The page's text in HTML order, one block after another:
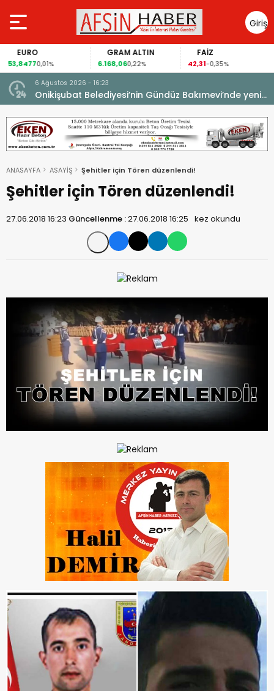
Giriş
Yap
EURO
53,84770,01%
GRAM ALTIN
6.168,060,22%
FAİZ
42,31-0,35%
6 Ağustos 2026 - 16:23
Onikişubat Belediyesi’nin Gündüz Bakımevi’nde yeni
dönemin ön kayıtları başladı.
ANASAYFA ASAYİŞ Şehitler için Tören düzenlendi!
Şehitler için Tören düzenlendi!
27.06.2018 16:23 Güncellenme :27.06.2018 16:25 kez okundu